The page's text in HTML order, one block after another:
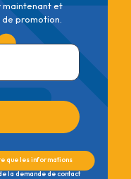
maintenant et
promotion.
que les informations
la demande de contact